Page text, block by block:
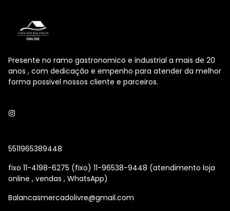
Presente no ramo gastronomico e industrial a mais de 20
anos , com dedicação e empenho para atender da melhor
forma possivel nossos cliente e parceiros.
5511965389448
fixo 11-4198-6275 (fixo) 11-96538-9448 (atendimento loja
online , vendas , WhatsApp)
Balancasmercadolivre@gmail.com